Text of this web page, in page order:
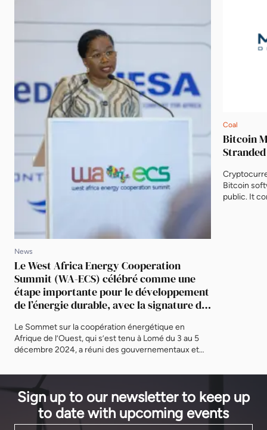
News
Le West Africa Energy Cooperation
Summit (WA-ECS) célébré comme une
étape importante pour le développement
de l’énergie durable, avec la signature de
Le Sommet sur la coopération énergétique en
Afrique de l’Ouest, qui s’est tenu à Lomé du 3 au 5
décembre 2024, a réuni des gouvernementaux et
et de débats qui ont abordé les défis du
développement de projets dans la région de la
CEDEAO et promu la croissance […]
Coal
Bitcoin
Bitcoin
public. It
Sign up to our newsletter to keep up
to date with upcoming events